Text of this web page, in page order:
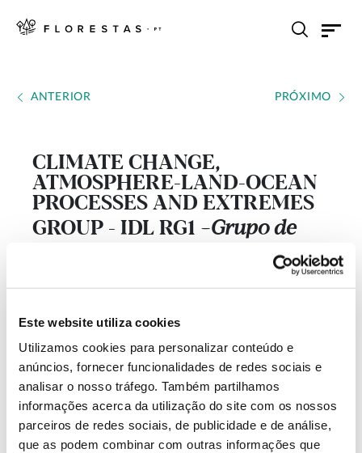
Este website utiliza cookies
Utilizamos cookies para personalizar conteúdo e
anúncios, fornecer funcionalidades de redes sociais e
analisar o nosso tráfego. Também partilhamos
informações acerca da utilização do site com os nossos
parceiros de redes sociais, de publicidade e de análise,
que as podem combinar com outras informações que
ANTERIOR PRÓXIMO
CLIMATE CHANGE,
ATMOSPHERE-LAND-OCEAN
PROCESSES AND EXTREMES
GROUP - IDL RG1 --- Grupo de
investigação do Instituto Dom
Luiz – Faculdade de Ciências da
Universidade de Lisboa